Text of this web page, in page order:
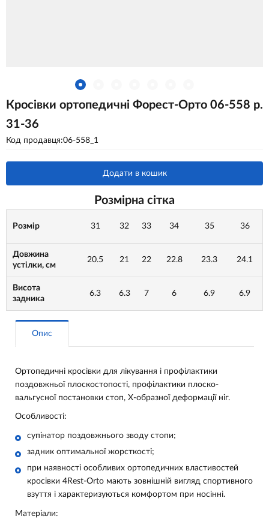
Кросівки ортопедичні Форест-Орто 06-558 р.
31-36
Код продавця:06-558_1
Додати в кошик
Розмірна сітка
Розмір 31 32 33 34 35 36
Довжина
устілки, см
20.5 21 22 22.8 23.3 24.1
Висота
задника
6.3 6.3 7 6 6.9 6.9
Опис
Ортопедичні кросівки для лікування і профілактики
поздовжньої плоскостопості, профілактики плоско-
вальгусної постановки стоп, Х-образної деформації ніг.
Особливості:
супінатор поздовжнього зводу стопи;
задник оптимальної жорсткості;
при наявності особливих ортопедичних властивостей
кросівки 4Rest-Orto мають зовнішній вигляд спортивного
взуття і характеризуються комфортом при носінні.
Матеріали: